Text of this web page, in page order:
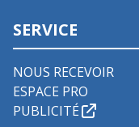
SERVICE
NOUS RECEVOIR
ESPACE PRO
PUBLICITÉ